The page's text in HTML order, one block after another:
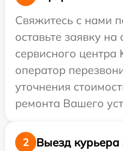
Свяжитесь с нами
оставьте заявку на
сервисного
оператор
уточнения
ремонта Вашего
2
Выезд курьера